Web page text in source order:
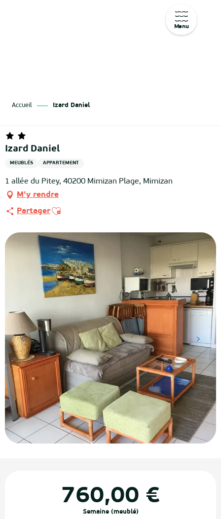
Menu
Accueil Izard Daniel
Izard Daniel
MEUBLÉS APPARTEMENT
1 allée du Pitey, 40200 Mimizan Plage, Mimizan
M'y rendre
PartagerAjouter aux favoris
760,00 €
Semaine (meublé)